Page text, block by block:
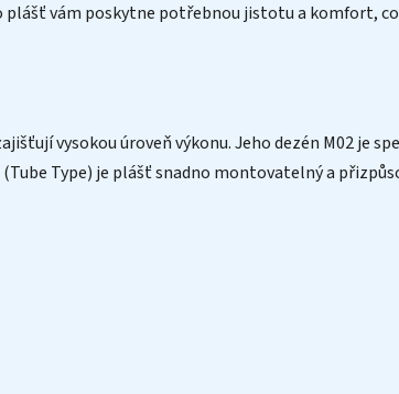
vám poskytne potřebnou jistotu a komfort,
vysokou úroveň výkonu. Jeho dezén M02 je
Type) je plášť snadno montovatelný a